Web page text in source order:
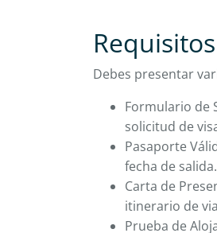
Debes presentar
Formulario de
solicitud de
Pasaporte
fecha de
Carta de
itinerario de
Prueba de